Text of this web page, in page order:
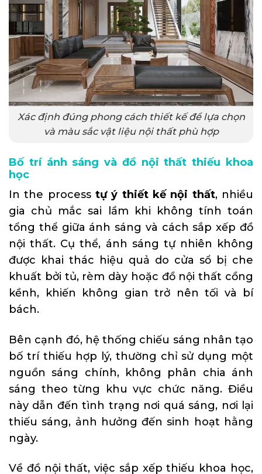
Xác định đúng phong cách thiết kế để lựa chọn
và màu sắc vật liệu nội thất phù hợp
Bố trí ánh sáng và đồ nội thất thiếu khoa
học
In the process tự ý thiết kế nội thất, nhiều
gia chủ mắc sai lầm khi không tính toán
tổng thể giữa ánh sáng và cách sắp xếp đồ
nội thất. Cụ thể, ánh sáng tự nhiên không
được khai thác hiệu quả do cửa sổ bị che
khuất bởi tủ, rèm dày hoặc đồ nội thất cồng
kềnh, khiến không gian trở nên tối và bí
bách.
Bên cạnh đó, hệ thống chiếu sáng nhân tạo
bố trí thiếu hợp lý, thường chỉ sử dụng một
nguồn sáng chính, không phân chia ánh
sáng theo từng khu vực chức năng. Điều
này dẫn đến tình trạng nơi quá sáng, nơi lại
thiếu sáng, ảnh hưởng đến sinh hoạt hằng
ngày.
Về đồ nội thất, việc sắp xếp thiếu khoa học,